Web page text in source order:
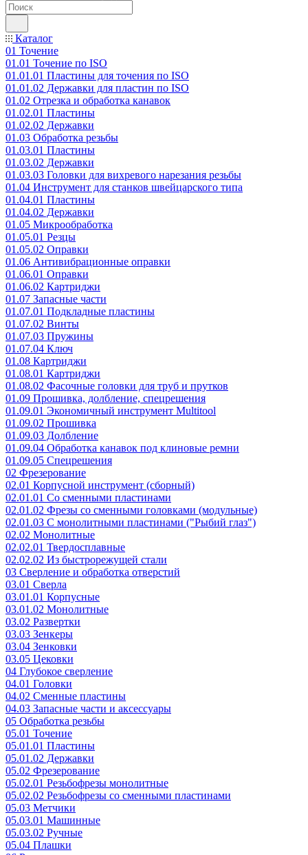
Каталог
01 Точение
01.01 Точение по ISO
01.01.01 Пластины для точения по ISO
01.01.02 Державки для пластин по ISO
01.02 Отрезка и обработка канавок
01.02.01 Пластины
01.02.02 Державки
01.03 Обработка резьбы
01.03.01 Пластины
01.03.02 Державки
01.03.03 Головки для вихревого нарезания резьбы
01.04 Инструмент для станков швейцарского типа
01.04.01 Пластины
01.04.02 Державки
01.05 Микрообработка
01.05.01 Резцы
01.05.02 Оправки
01.06 Антивибрационные оправки
01.06.01 Оправки
01.06.02 Картриджи
01.07 Запасные части
01.07.01 Подкладные пластины
01.07.02 Винты
01.07.03 Пружины
01.07.04 Ключ
01.08 Картриджи
01.08.01 Картриджи
01.08.02 Фасочные головки для труб и прутков
01.09 Прошивка, долбление, спецрешения
01.09.01 Экономичный инструмент Multitool
01.09.02 Прошивка
01.09.03 Долбление
01.09.04 Обработка канавок под клиновые ремни
01.09.05 Спецрешения
02 Фрезерование
02.01 Корпусной инструмент (сборный)
02.01.01 Со сменными пластинами
02.01.02 Фрезы со сменными головками (модульные)
02.01.03 С монолитными пластинами ("Рыбий глаз")
02.02 Монолитные
02.02.01 Твердосплавные
02.02.02 Из быстрорежущей стали
03 Сверление и обработка отверстий
03.01 Сверла
03.01.01 Корпусные
03.01.02 Монолитные
03.02 Развертки
03.03 Зенкеры
03.04 Зенковки
03.05 Цековки
04 Глубокое сверление
04.01 Головки
04.02 Сменные пластины
04.03 Запасные части и аксессуары
05 Обработка резьбы
05.01 Точение
05.01.01 Пластины
05.01.02 Державки
05.02 Фрезерование
05.02.01 Резьбофрезы монолитные
05.02.02 Резьбофрезы со сменными пластинами
05.03 Метчики
05.03.01 Машинные
05.03.02 Ручные
05.04 Плашки